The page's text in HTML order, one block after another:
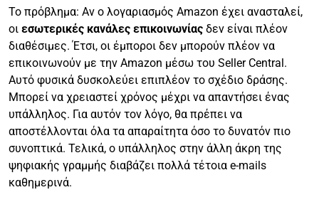
Το πρόβλημα: Αν ο λογαριασμός Amazon έχει ανασταλεί,
οι εσωτερικές κανάλες επικοινωνίας δεν είναι πλέον
διαθέσιμες. Έτσι, οι έμποροι δεν μπορούν πλέον να
επικοινωνούν με την Amazon μέσω του Seller Central.
Αυτό φυσικά δυσκολεύει επιπλέον το σχέδιο δράσης.
Μπορεί να χρειαστεί χρόνος μέχρι να απαντήσει ένας
υπάλληλος. Για αυτόν τον λόγο, θα πρέπει να
αποστέλλονται όλα τα απαραίτητα όσο το δυνατόν πιο
συνοπτικά. Τελικά, ο υπάλληλος στην άλλη άκρη της
ψηφιακής γραμμής διαβάζει πολλά τέτοια e-mails
καθημερινά.